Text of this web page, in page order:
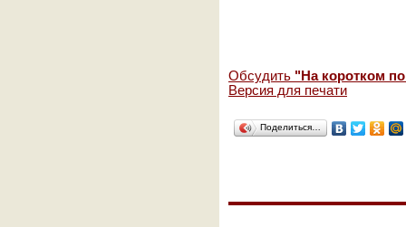
Обсудить "На коротком
Версия для печати
Поделиться…